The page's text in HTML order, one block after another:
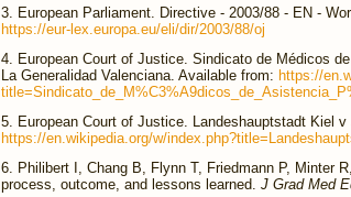
European Parliament. Directive - 2003/88 - EN -
https://eur-lex.europa.eu/eli/dir/2003/88/oj
European Court of Justice. Sindicato de Médicos
La Generalidad Valenciana. Available from: https://
European Court of Justice. Landeshauptstadt Kiel
https://en.wikipedia.org/w/
Philibert I, Chang B, Flynn T, Friedmann P, Minter
process, outcome, and lessons learned. J Grad Med